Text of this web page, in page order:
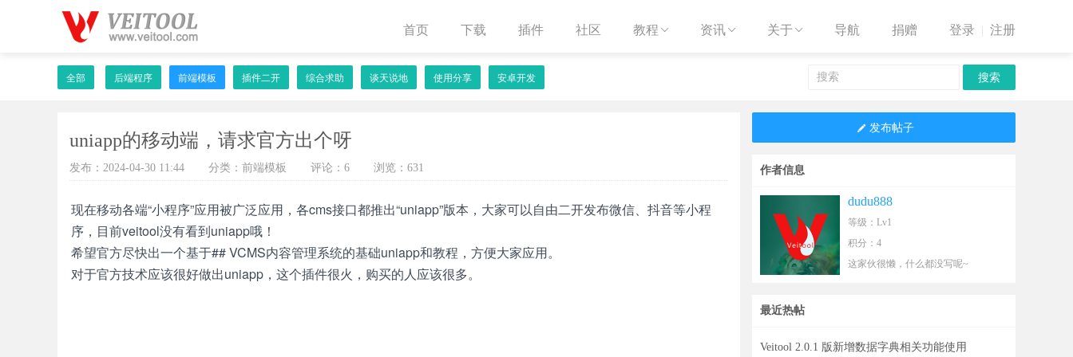
首页 下载 插件 社区 教程  资讯  关于  导航 捐赠 登录 注册
全部 后端程序 前端模板 插件二开 综合求助 谈天说地 使用分享 安卓开发
uniapp的移动端，请求官方出个呀
发布：2024-04-30 11:44 分类：前端模板 评论：6 浏览：631
现在移动各端“小程序”应用被广泛应用，各cms接口都推出“uniapp”版本，大家可以自由二开发布微信、抖音等小程
序，目前veitool没有看到uniapp哦！
希望官方尽快出一个基于## VCMS内容管理系统的基础uniapp和教程，方便大家应用。
对于官方技术应该很好做出uniapp，这个插件很火，购买的人应该很多。
 发布帖子
作者信息
dudu888
等级：Lv1
积分：4
这家伙很懒，什么都没写呢~
最近热帖
Veitool 2.0.1 版新增数据字典相关功能使用